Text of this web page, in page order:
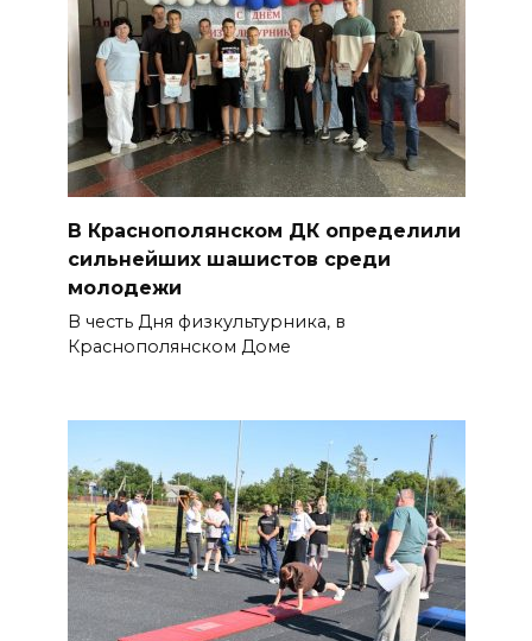
В Краснополянском ДК определили
сильнейших шашистов среди
молодежи
В честь Дня физкультурника, в
Краснополянском Доме